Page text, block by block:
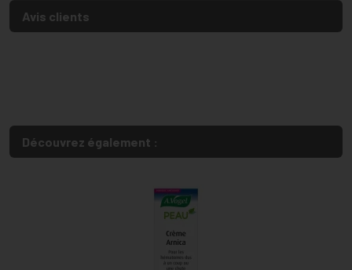
Avis clients
Découvrez également :